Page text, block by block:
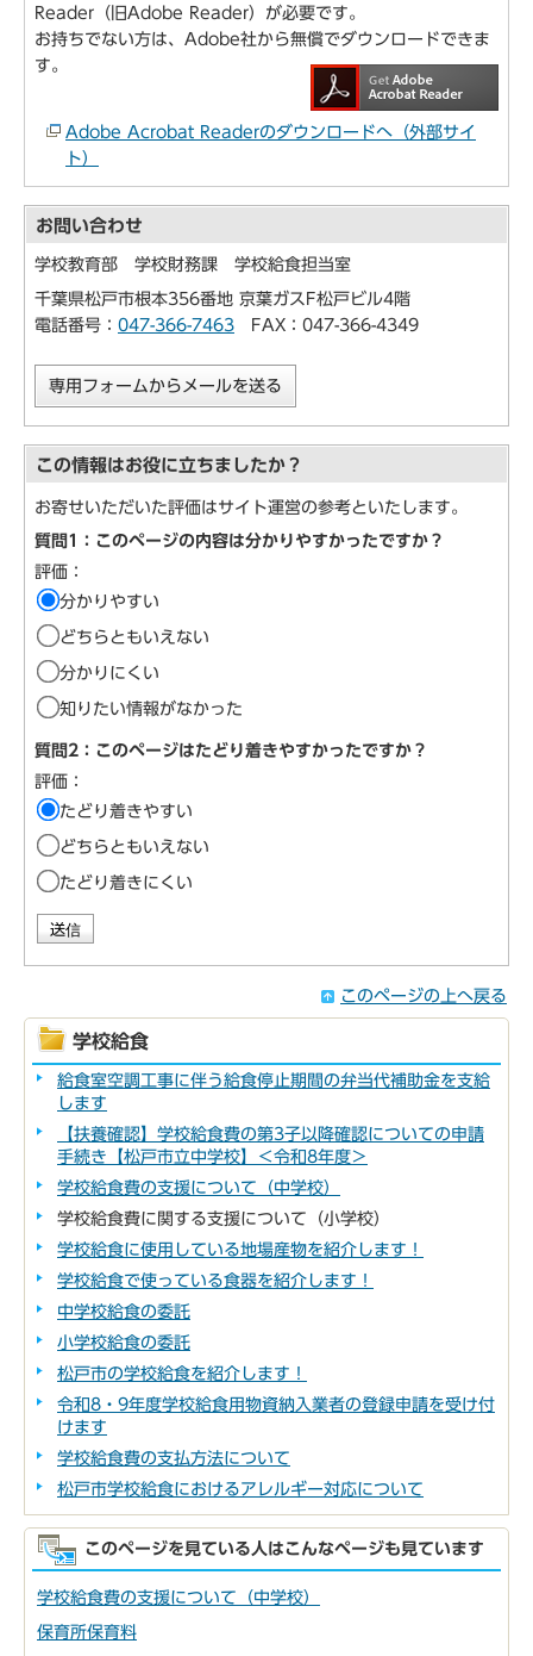
Reader（旧Adobe Reader）が必要です。
お持ちでない方は、Adobe社から無償でダウンロードできま
す。
Adobe Acrobat Readerのダウンロードへ（外部サイ
ト）
お問い合わせ
学校教育部 学校財務課 学校給食担当室
千葉県松戸市根本356番地 京葉ガスF松戸ビル4階
電話番号： 047-366-7463 FAX：047-366-4349
専用フォームからメールを送る
この情報はお役に立ちましたか？
お寄せいただいた評価はサイト運営の参考といたします。
質問1：このページの内容は分かりやすかったですか？
評価：
分かりやすい
どちらともいえない
分かりにくい
知りたい情報がなかった
質問2：このページはたどり着きやすかったですか？
評価：
たどり着きやすい
どちらともいえない
たどり着きにくい
このページの上へ戻る
学校給食
給食室空調工事に伴う給食停止期間の弁当代補助金を支給
します
【扶養確認】学校給食費の第3子以降確認についての申請
手続き【松戸市立中学校】＜令和8年度＞
学校給食費の支援について（中学校）
学校給食費に関する支援について（小学校）
学校給食に使用している地場産物を紹介します！
学校給食で使っている食器を紹介します！
中学校給食の委託
小学校給食の委託
松戸市の学校給食を紹介します！
令和8・9年度学校給食用物資納入業者の登録申請を受け付
けます
学校給食費の支払方法について
松戸市学校給食におけるアレルギー対応について
このページを見ている人はこんなページも見ています
学校給食費の支援について（中学校）
保育所保育料